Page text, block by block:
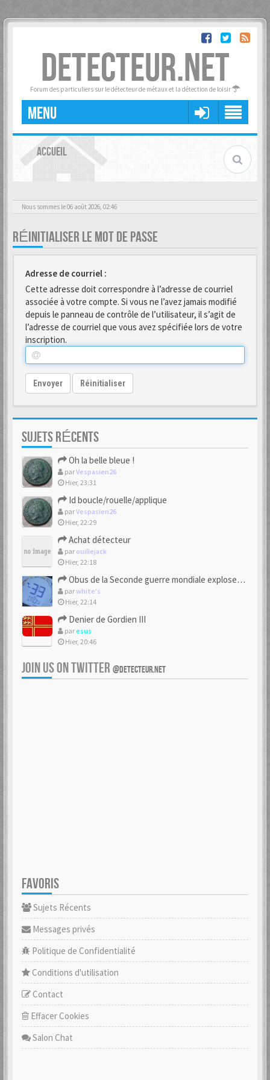
DETECTEUR.NET
Forum des particuliers sur le détecteur de métaux et la détection de loisir
MENU
ACCUEIL
Nous sommes le 06 août 2026, 02:46
RÉINITIALISER LE MOT DE PASSE
Adresse de courriel :
Cette adresse doit correspondre à l’adresse de courriel
associée à votre compte. Si vous ne l’avez jamais modifié
depuis le panneau de contrôle de l’utilisateur, il s’agit de
l’adresse de courriel que vous avez spécifiée lors de votre
inscription.
Envoyer Réinitialiser
SUJETS RÉCENTS
Oh la belle bleue !
parVespasien26
Hier, 23:31
Id boucle/rouelle/applique
parVespasien26
Hier, 22:29
Achat détecteur
par ouillejack
Hier, 22:18
Obus de la Seconde guerre mondiale explosent dans des champs.
parwhite's
Hier, 22:14
Denier de Gordien III
paresus
Hier, 20:46
JOIN US ON TWITTER @DETECTEUR.NET
FAVORIS
Sujets Récents
Messages privés
Politique de Confidentialité
Conditions d'utilisation
Contact
Effacer Cookies
Salon Chat